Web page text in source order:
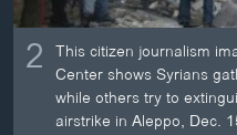
2 This citizen journalism
Center shows Syrians
while others try to
airstrike in Aleppo, Dec.